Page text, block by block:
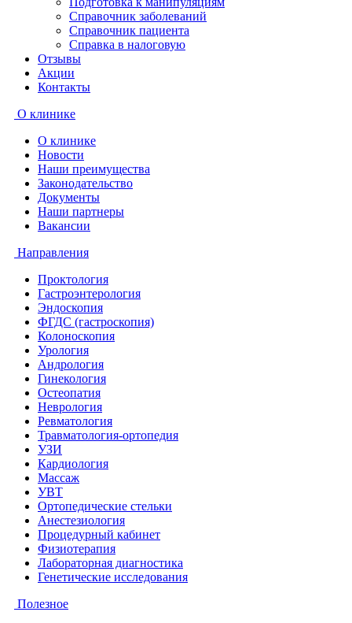
Справочник заболеваний
Справочник пациента
Справка в налоговую
Отзывы
Акции
Контакты
О клинике
О клинике
Новости
Наши преимущества
Законодательство
Документы
Наши партнеры
Вакансии
Направления
Проктология
Гастроэнтерология
Эндоскопия
ФГДС (гастроскопия)
Колоноскопия
Урология
Андрология
Гинекология
Остеопатия
Неврология
Ревматология
Травматология-ортопедия
УЗИ
Кардиология
Массаж
УВТ
Ортопедические стельки
Анестезиология
Процедурный кабинет
Физиотерапия
Лабораторная диагностика
Генетические исследования
Полезное